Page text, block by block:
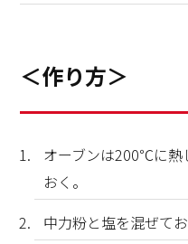
＜作り方＞
オーブンは200℃に熱
おく。
中力粉と塩を混ぜてお